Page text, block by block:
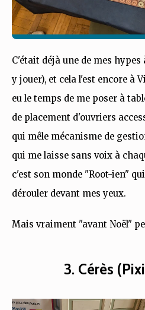
C'était déjà une de mes
y jouer), et cela l'est encore à
eu le temps de me poser à
de placement d'ouvriers
qui mêle mécanisme de
qui me laisse sans voix à
c'est son monde "Root-ien"
dérouler devant mes yeux.
Mais vraiment "avant Noël"
3. Cérès